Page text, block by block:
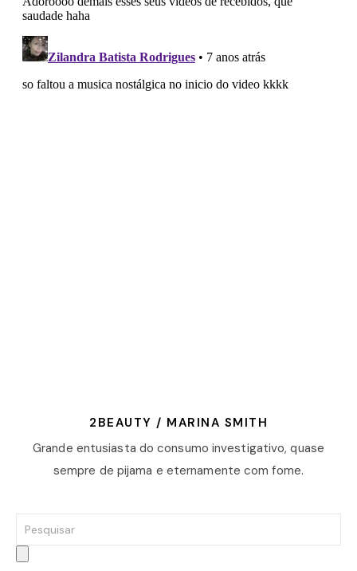
2BEAUTY / MARINA SMITH
Grande entusiasta do consumo investigativo, quase
sempre de pijama e eternamente com fome.